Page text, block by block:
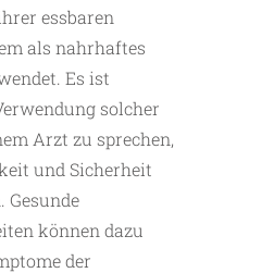
essbaren
als nahrhaftes
Es ist
solcher
Arzt zu sprechen,
und Sicherheit
Gesunde
können dazu
der